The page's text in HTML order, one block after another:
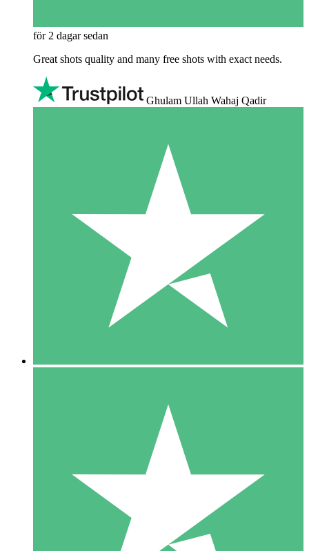
för 2 dagar sedan
Great shots quality and many free shots with exact needs.
Ghulam Ullah Wahaj Qadir